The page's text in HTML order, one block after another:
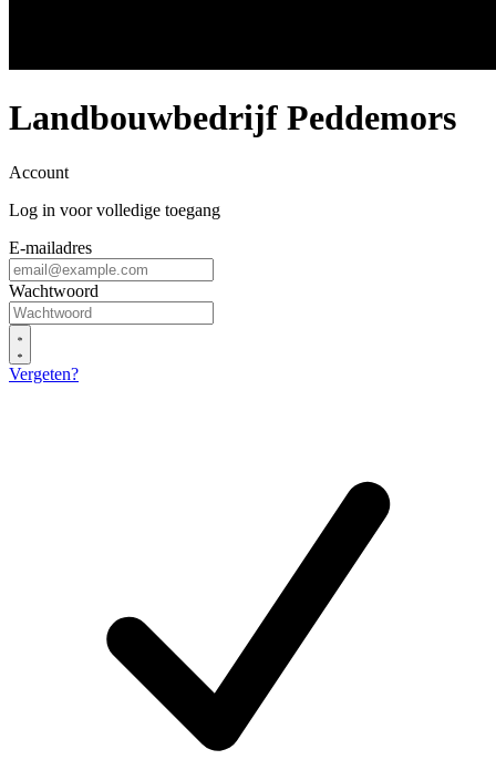
Landbouwbedrijf Peddemors
Account
Log in voor volledige toegang
E-mailadres
Wachtwoord
Vergeten?